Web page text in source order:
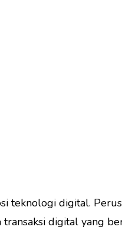
teknologi digital.
digital yang